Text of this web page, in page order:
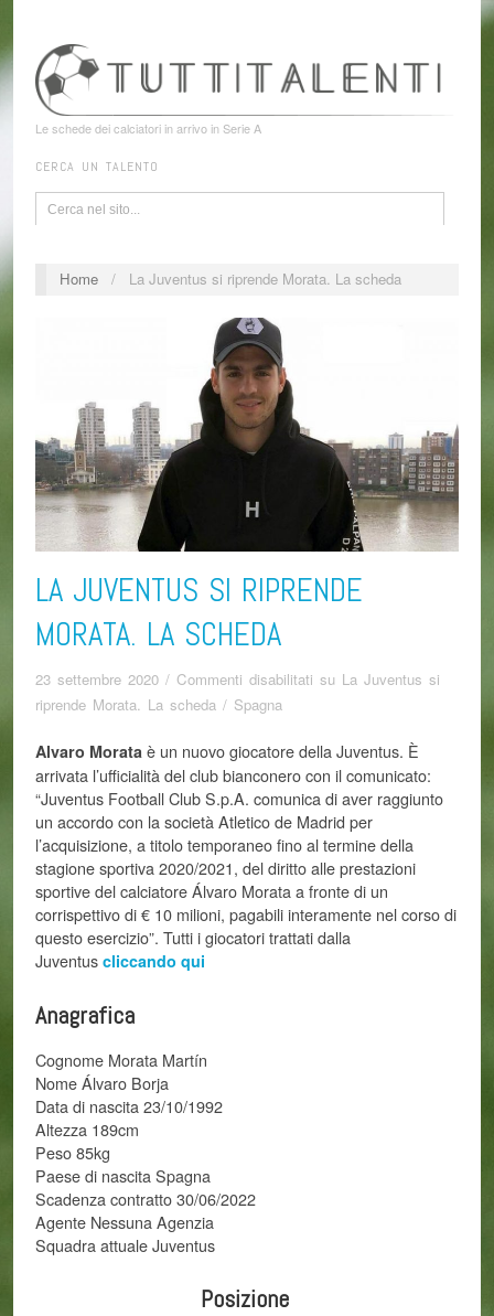
Le schede dei calciatori in arrivo in Serie A
CERCA UN TALENTO
Home / La Juventus si riprende Morata. La scheda
LA JUVENTUS SI RIPRENDE
MORATA. LA SCHEDA
23 settembre 2020 / Commenti disabilitati su La Juventus si
riprende Morata. La scheda / Spagna
Alvaro Morata è un nuovo giocatore della Juventus. È
arrivata l’ufficialità del club bianconero con il comunicato:
“Juventus Football Club S.p.A. comunica di aver raggiunto
un accordo con la società Atletico de Madrid per
l’acquisizione, a titolo temporaneo fino al termine della
stagione sportiva 2020/2021, del diritto alle prestazioni
sportive del calciatore Álvaro Morata a fronte di un
corrispettivo di € 10 milioni, pagabili interamente nel corso di
questo esercizio”. Tutti i giocatori trattati dalla
Juventuscliccando qui
Anagrafica
Cognome Morata Martín
Nome Álvaro Borja
Data di nascita 23/10/1992
Altezza 189cm
Peso 85kg
Paese di nascita Spagna
Scadenza contratto 30/06/2022
Agente Nessuna Agenzia
Squadra attuale Juventus
Posizione